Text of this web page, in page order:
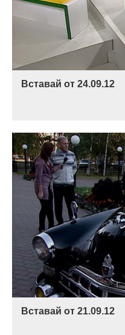
Вставай от 24.09.12
Вставай от 21.09.12